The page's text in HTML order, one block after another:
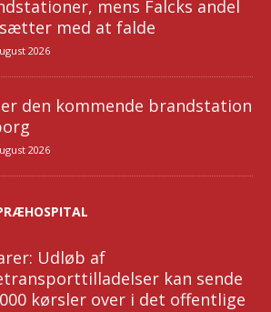
mens Falcks andel
med at falde
2026
den kommende brandstation
2026
Udløb af
kan sende
kørsler over i det offentlige